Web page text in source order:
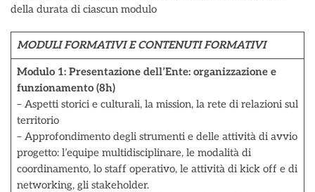
della durata di ciascun modulo
MODULI FORMATIVI E CONTENUTI FORMATIVI
Modulo 1: Presentazione dell’Ente: organizzazione e
funzionamento (8h)
– Aspetti storici e culturali, la mission, la rete di relazioni sul
territorio
– Approfondimento degli strumenti e delle attività di avvio
progetto: l’equipe multidisciplinare, le modalità di
coordinamento, lo staff operativo, le attività di kick off e di
networking, gli stakeholder.